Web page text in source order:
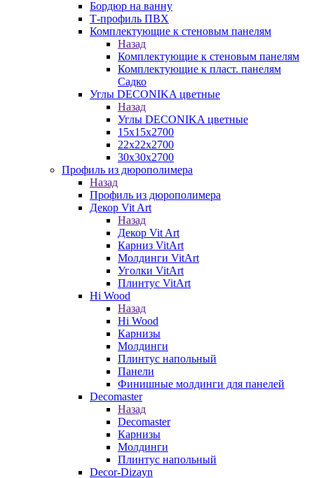
Бордюр на ванну
Т-профиль ПВХ
Комплектующие к стеновым панелям
Назад
Комплектующие к стеновым панелям
Комплектующие к пласт. панелям
Садко
Углы DECONIKA цветные
Назад
Углы DECONIKA цветные
15х15х2700
22х22х2700
30х30х2700
Профиль из дюрополимера
Назад
Профиль из дюрополимера
Декор Vit Art
Назад
Декор Vit Art
Карниз VitArt
Молдинги VitArt
Уголки VitArt
Плинтус VitArt
Hi Wood
Назад
Hi Wood
Карнизы
Молдинги
Плинтус напольный
Панели
Финишные молдинги для панелей
Decomaster
Назад
Decomaster
Карнизы
Молдинги
Плинтус напольный
Decor-Dizayn